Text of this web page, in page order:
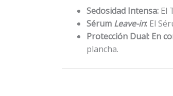
Sedosidad Intensa: El
Sérum Leave-in: El
Protección Dual: En
plancha.